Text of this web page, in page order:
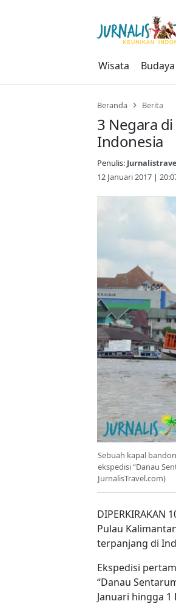
Wisata Budaya
Beranda Berita
3 Negara
Indonesia
Penulis:
12 Januari 2017 |
Sebuah kapal
ekspedisi “Danau
JurnalisTravel.com)
Pulau
terpanjang di
Ekspedisi
“Danau
Januari hingga 1